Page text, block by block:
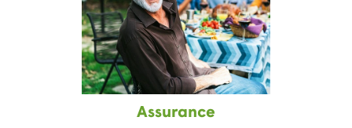
Assurance